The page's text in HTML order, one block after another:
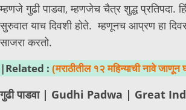
म्हणजे गुढी पाडवा, म्हणजेच चैत्र शुद्ध प्रतिपदा.
सुरुवात याच दिवशी होते. म्हणूनच आप्रण हा
साजरा करतो.
|Related : (मराठीतील १२ महिन्याची नावे जाणून
गुढी पाडवा | Gudhi Padwa | Great